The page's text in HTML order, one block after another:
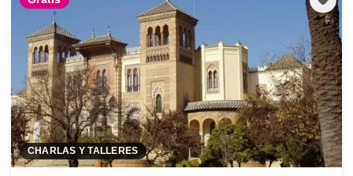
CHARLAS Y TALLERES